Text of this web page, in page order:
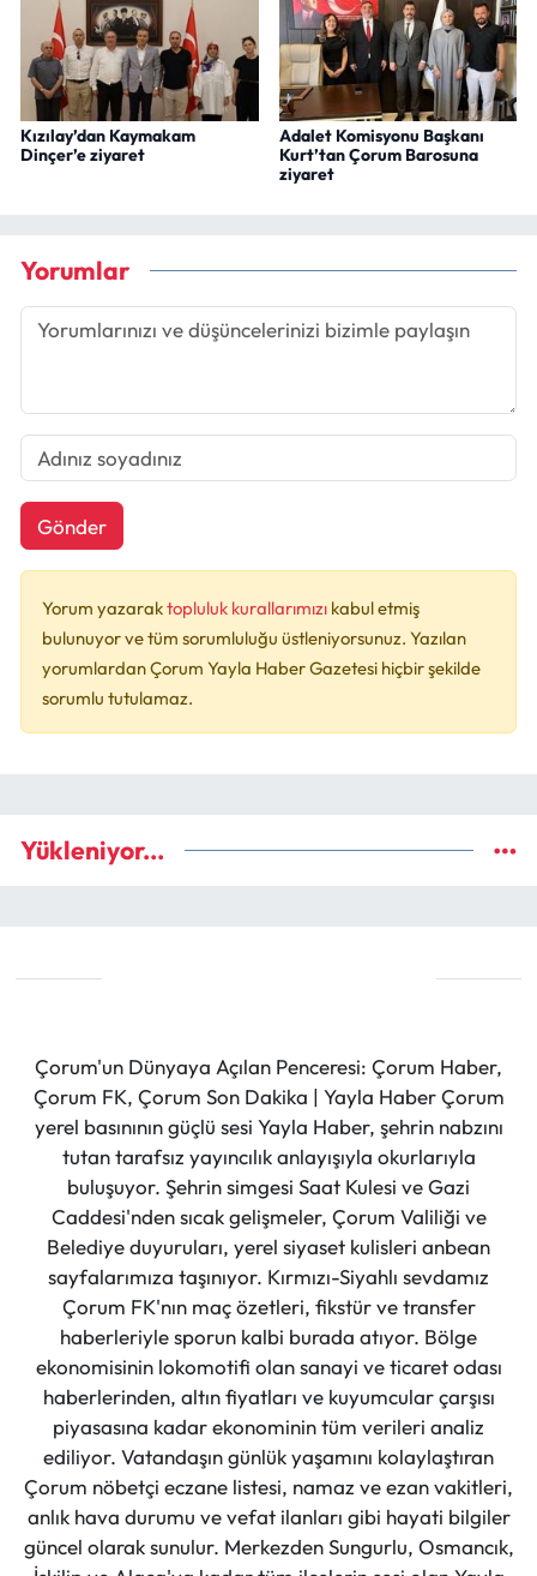
Kızılay’dan Kaymakam
Dinçer’e ziyaret
Adalet Komisyonu Başkanı
Kurt’tan Çorum Barosuna
ziyaret
Yorumlar
Gönder
Yorum yazaraktopluluk kurallarımızı kabul etmiş
bulunuyor ve tüm sorumluluğu üstleniyorsunuz. Yazılan
yorumlardan Çorum Yayla Haber Gazetesi hiçbir şekilde
sorumlu tutulamaz.
Yükleniyor...
Çorum'un Dünyaya Açılan Penceresi: Çorum Haber,
Çorum FK, Çorum Son Dakika | Yayla Haber Çorum
yerel basınının güçlü sesi Yayla Haber, şehrin nabzını
tutan tarafsız yayıncılık anlayışıyla okurlarıyla
buluşuyor. Şehrin simgesi Saat Kulesi ve Gazi
Caddesi'nden sıcak gelişmeler, Çorum Valiliği ve
Belediye duyuruları, yerel siyaset kulisleri anbean
sayfalarımıza taşınıyor. Kırmızı-Siyahlı sevdamız
Çorum FK'nın maç özetleri, fikstür ve transfer
haberleriyle sporun kalbi burada atıyor. Bölge
ekonomisinin lokomotifi olan sanayi ve ticaret odası
haberlerinden, altın fiyatları ve kuyumcular çarşısı
piyasasına kadar ekonominin tüm verileri analiz
ediliyor. Vatandaşın günlük yaşamını kolaylaştıran
Çorum nöbetçi eczane listesi, namaz ve ezan vakitleri,
anlık hava durumu ve vefat ilanları gibi hayati bilgiler
güncel olarak sunulur. Merkezden Sungurlu, Osmancık,